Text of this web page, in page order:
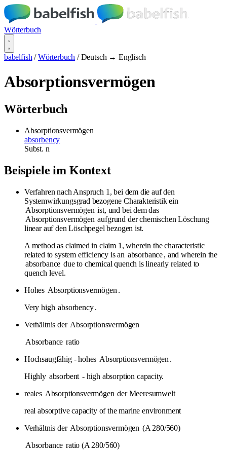
Wörterbuch
babelfish / Wörterbuch / Deutsch → Englisch
Absorptionsvermögen
Wörterbuch
Absorptionsvermögen
absorbency
Subst. n
Beispiele im Kontext
Verfahren nach Anspruch 1, bei dem die auf den
Systemwirkungsgrad bezogene Charakteristik ein
Absorptionsvermögen ist, und bei dem das
Absorptionsvermögen aufgrund der chemischen Löschung
linear auf den Löschpegel bezogen ist.
A method as claimed in claim 1, wherein the characteristic
related to system efficiency is an absorbance, and wherein the
absorbance due to chemical quench is linearly related to
quench level.
Hohes Absorptionsvermögen .
Very high absorbency .
Verhältnis der Absorptionsvermögen
Absorbance ratio
Hochsaugfähig - hohes Absorptionsvermögen .
Highly absorbent - high absorption capacity.
reales Absorptionsvermögen der Meeresumwelt
real absorptive capacity of the marine environment
Verhältnis der Absorptionsvermögen (A 280/560)
Absorbance ratio (A 280/560)